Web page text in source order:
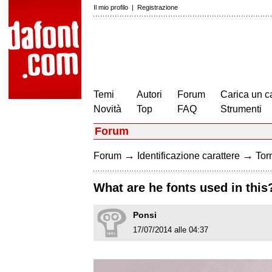
Il mio profilo | Registrazione
Temi
Novità
Autori
Top
Forum
FAQ
Carica un
Strumenti
Forum
Forum → Identificazione carattere →
What are he fonts used in
Ponsi
17/07/2014 alle 04:37